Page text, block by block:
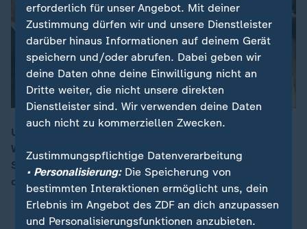
00:18
US-Präsident Trump schickt den Sondergesandten
Witkoff nach Berlin, um mit Ukraines Präsident
Selenskyj, Kanzler Merz und anderen EU-Staatschefs
den US-Friedensplan zu erörtern.
erforderlich für unser Angebot. Mit deiner
Zustimmung dürfen wir und unsere Dienstleister
darüber hinaus Informationen auf deinem Gerät
speichern und/oder abrufen. Dabei geben wir
deine Daten ohne deine Einwilligung nicht an
Dritte weiter, die nicht unsere direkten
Dienstleister sind. Wir verwenden deine Daten
auch nicht zu kommerziellen Zwecken.
Zustimmungspflichtige Datenverarbeitung
• Personalisierung:Die Speicherung von
bestimmten Interaktionen ermöglicht uns, dein
Erlebnis im Angebot des ZDF an dich anzupassen
und Personalisierungsfunktionen anzubieten.